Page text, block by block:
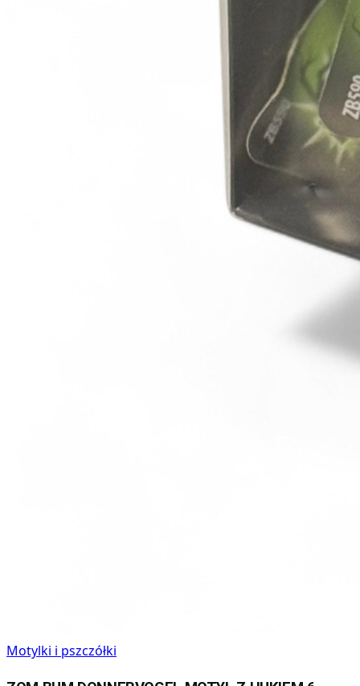
Motylki i pszczółki